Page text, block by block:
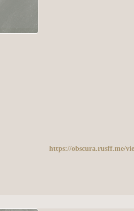
https://obscura.rusff.me/